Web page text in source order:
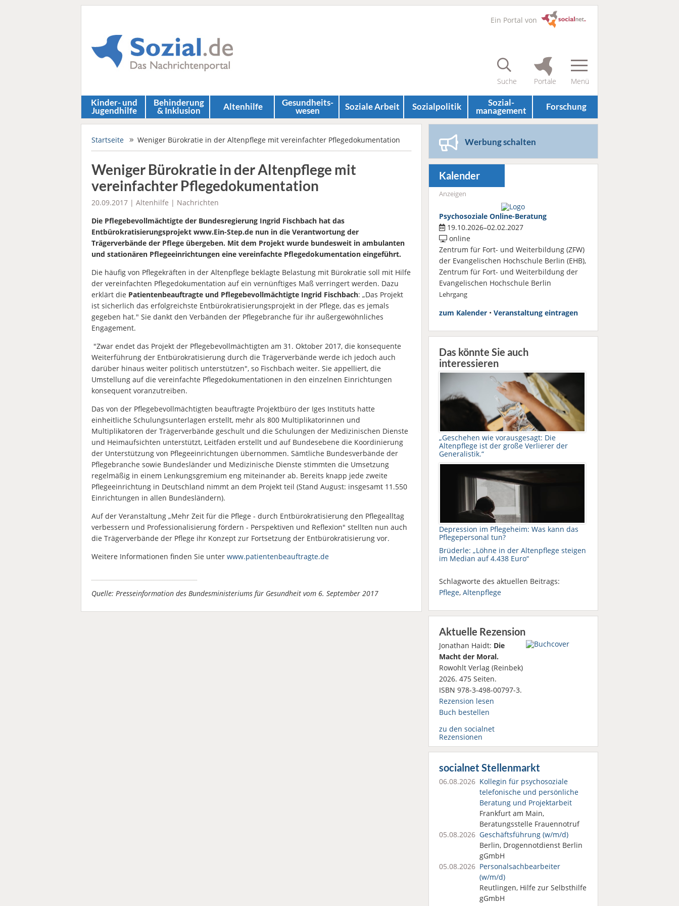
Ein Portal von
Kinder- und
Jugendhilfe
Behinderung
& Inklusion Altenhilfe Gesundheits­
wesen Soziale Arbeit Sozial­politik Sozial­
management Forschung
Startseite Weniger Bürokratie in der Altenpflege mit vereinfachter Pflegedokumentation
Weniger Bürokratie in der Altenpflege mit
vereinfachter Pflegedokumentation
20.09.2017 | Altenhilfe | Nachrichten
Die Pflegebevollmächtigte der Bundesregierung Ingrid Fischbach hat das
Entbürokratisierungsprojekt www.Ein-Step.de nun in die Verantwortung der
Trägerverbände der Pflege übergeben. Mit dem Projekt wurde bundesweit in ambulanten
und stationären Pflegeeinrichtungen eine vereinfachte Pflegedokumentation eingeführt.
Die häufig von Pflegekräften in der Altenpflege beklagte Belastung mit Bürokratie soll mit Hilfe
der vereinfachten Pflegedokumentation auf ein vernünftiges Maß verringert werden. Dazu
erklärt die Patientenbeauftragte und Pflegebevollmächtigte Ingrid Fischbach: „Das Projekt
ist sicherlich das erfolgreichste Entbürokratisierungsprojekt in der Pflege, das es jemals
gegeben hat." Sie dankt den Verbänden der Pflegebranche für ihr außergewöhnliches
Engagement.
"Zwar endet das Projekt der Pflegebevollmächtigten am 31. Oktober 2017, die konsequente
Weiterführung der Entbürokratisierung durch die Trägerverbände werde ich jedoch auch
darüber hinaus weiter politisch unterstützen", so Fischbach weiter. Sie appelliert, die
Umstellung auf die vereinfachte Pflegedokumentationen in den einzelnen Einrichtungen
konsequent voranzutreiben.
Das von der Pflegebevollmächtigten beauftragte Projektbüro der Iges Instituts hatte
einheitliche Schulungsunterlagen erstellt, mehr als 800 Multiplikatorinnen und
Multiplikatoren der Trägerverbände geschult und die Schulungen der Medizinischen Dienste
und Heimaufsichten unterstützt, Leitfäden erstellt und auf Bundesebene die Koordinierung
der Unterstützung von Pflegeeinrichtungen übernommen. Sämtliche Bundesverbände der
Pflegebranche sowie Bundesländer und Medizinische Dienste stimmten die Umsetzung
regelmäßig in einem Lenkungsgremium eng miteinander ab. Bereits knapp jede zweite
Pflegeeinrichtung in Deutschland nimmt an dem Projekt teil (Stand August: insgesamt 11.550
Einrichtungen in allen Bundesländern).
Auf der Veranstaltung „Mehr Zeit für die Pflege - durch Entbürokratisierung den Pflegealltag
verbessern und Professionalisierung fördern - Perspektiven und Reflexion" stellten nun auch
die Trägerverbände der Pflege ihr Konzept zur Fortsetzung der Entbürokratisierung vor.
Weitere Informationen finden Sie unter www.patientenbeauftragte.de
Quelle: Presseinformation des Bundesministeriums für Gesundheit vom 6. September 2017
Werbung schalten
Kalender
Anzeigen
Psychosoziale Online-Beratung
19.10.2026–02.02.2027
online
Zentrum für Fort- und Weiterbildung (ZFW)
der Evangelischen Hochschule Berlin (EHB),
Zentrum für Fort- und Weiterbildung der
Evangelischen Hochschule Berlin
Lehrgang
zum Kalender• Veranstaltung eintragen
Das könnte Sie auch
interessieren
„Geschehen wie vorausgesagt: Die
Altenpflege ist der große Verlierer der
Generalistik.“
Depression im Pflegeheim: Was kann das
Pflegepersonal tun?
Brüderle: „Löhne in der Altenpflege steigen
im Median auf 4.438 Euro“
Schlagworte des aktuellen Beitrags:
Pflege, Altenpflege
Aktuelle Rezension
Jonathan Haidt: Die
Macht der Moral.
Rowohlt Verlag (Reinbek)
2026. 475 Seiten.
ISBN 978-3-498-00797-3.
Rezension lesen
Buch bestellen
zu den socialnet
Rezensionen
socialnet Stellenmarkt
06.08.2026 Kollegin für psychosoziale
telefonische und persönliche
Beratung und Projektarbeit
Frankfurt am Main,
Beratungsstelle Frauennotruf
05.08.2026 Geschäftsführung (w/m/d)
Berlin, Drogennotdienst Berlin
gGmbH
05.08.2026 Personalsach­bearbeiter
(w/m/d)
Reutlingen, Hilfe zur Selbsthilfe
gGmbH